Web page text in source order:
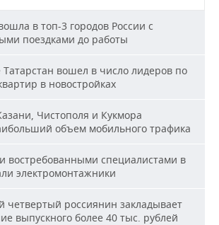
в топ-3 городов России с
поездками до работы
вошел в число лидеров по
в новостройках
Чистополя и Кукмора
объем мобильного трафика
востребованными специалистами в
электромонтажники
четвертый россиянин закладывает
выпускного более 40 тыс. рублей